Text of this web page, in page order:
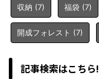
収納 (7) 福袋 (7)
開成フォレスト (7)
記事検索はこちら!